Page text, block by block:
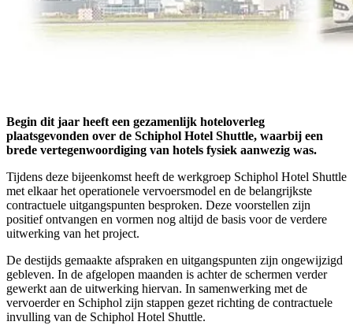
Begin dit jaar heeft een gezamenlijk hoteloverleg
plaatsgevonden over de Schiphol Hotel Shuttle, waarbij een
brede vertegenwoordiging van hotels fysiek aanwezig was.
Tijdens deze bijeenkomst heeft de werkgroep Schiphol Hotel Shuttle
met elkaar het operationele vervoersmodel en de belangrijkste
contractuele uitgangspunten besproken. Deze voorstellen zijn
positief ontvangen en vormen nog altijd de basis voor de verdere
uitwerking van het project.
De destijds gemaakte afspraken en uitgangspunten zijn ongewijzigd
gebleven. In de afgelopen maanden is achter de schermen verder
gewerkt aan de uitwerking hiervan. In samenwerking met de
vervoerder en Schiphol zijn stappen gezet richting de contractuele
invulling van de Schiphol Hotel Shuttle.